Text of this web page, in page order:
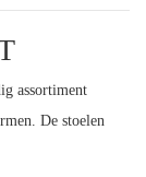
assortiment
De stoelen